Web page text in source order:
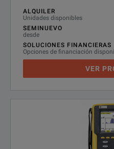
ALQUILER
Unidades disponibles
SEMINUEVO
desde
SOLUCIONES FINANCIERAS
Opciones de financiación
VER